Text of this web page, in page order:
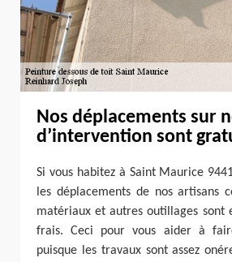
Nos déplacements sur
d’intervention sont
Si vous habitez à Saint Maurice
les déplacements de nos artisans
matériaux et autres outillages sont
frais. Ceci pour vous aider à
puisque les travaux sont assez